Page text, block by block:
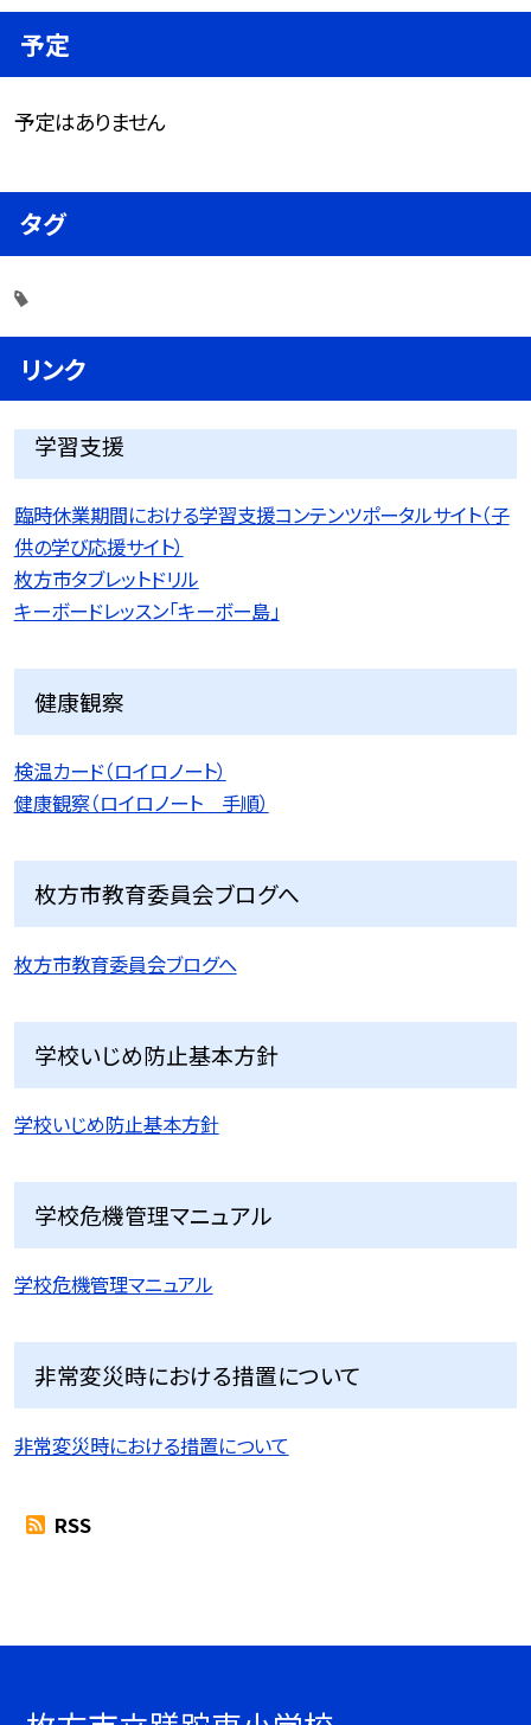
予定
予定はありません
タグ
リンク
学習支援
臨時休業期間における学習支援コンテンツポータルサイト（子
供の学び応援サイト）
枚方市タブレットドリル
キーボードレッスン「キーボー島」
健康観察
検温カード（ロイロノート）
健康観察（ロイロノート 手順）
枚方市教育委員会ブログへ
枚方市教育委員会ブログへ
学校いじめ防止基本方針
学校いじめ防止基本方針
学校危機管理マニュアル
学校危機管理マニュアル
非常変災時における措置について
非常変災時における措置について
RSS